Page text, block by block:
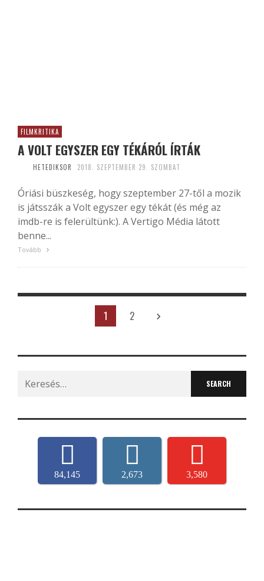
FILMKRITIKA
A VOLT EGYSZER EGY TÉKÁRÓL ÍRTÁK
HETEDIKSOR 2018. SZEPTEMBER 29. SZOMBAT
Óriási büszkeség, hogy szeptember 27-től a mozik
is játsszák a Volt egyszer egy tékát (és még az
imdb-re is felerültünk:). A Vertigo Média látott
benne...
Tovább
1 2
Search
for:
84,145 2,673 3,580